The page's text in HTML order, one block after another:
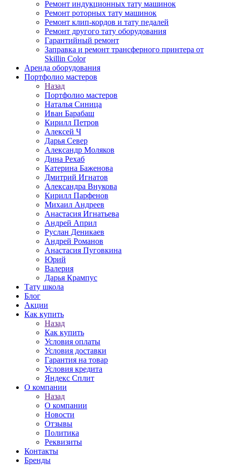
Ремонт индукционных тату машинок
Ремонт роторных тату машинок
Ремонт клип-кордов и тату педалей
Ремонт другого тату оборудования
Гарантийный ремонт
Заправка и ремонт трансферного принтера от
Skillin Color
Аренда оборудования
Портфолио мастеров
Назад
Портфолио мастеров
Наталья Синица
Иван Барабаш
Кирилл Петров
Алексей Ч
Дарья Север
Александр Моляков
Дина Рехаб
Катерина Баженова
Дмитрий Игнатов
Александра Внукова
Кирилл Парфенов
Михаил Андреев
Анастасия Игнатьева
Андрей Април
Руслан Деникаев
Андрей Романов
Анастасия Пуговкина
Юрий
Валерия
Дарья Крампус
Тату школа
Блог
Акции
Как купить
Назад
Как купить
Условия оплаты
Условия доставки
Гарантия на товар
Условия кредита
Яндекс Сплит
О компании
Назад
О компании
Новости
Отзывы
Политика
Реквизиты
Контакты
Бренды